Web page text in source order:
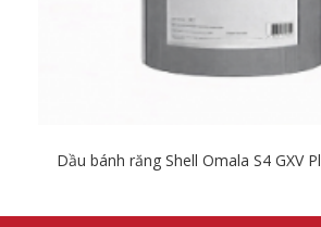
Dầu bánh răng Shell Omala S4 GXV
Chi tiết